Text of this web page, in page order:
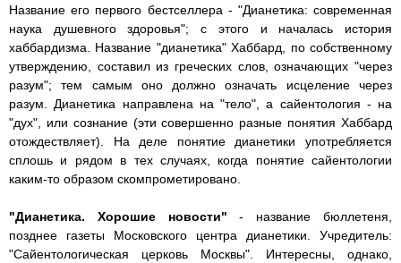
Название его первого бестселлера - "Дианетика: современная
наука душевного здоровья"; с этого и началась история
хаббардизма. Название "дианетика" Хаббард, по собственному
утверждению, составил из греческих слов, означающих "через
разум"; тем самым оно должно означать исцеление через
разум. Дианетика направлена на "тело", а сайентология - на
"дух", или сознание (эти совершенно разные понятия Хаббард
отождествляет). На деле понятие дианетики употребляется
сплошь и рядом в тех случаях, когда понятие сайентологии
каким-то образом скомпрометировано.
"Дианетика. Хорошие новости" - название бюллетеня,
позднее газеты Московского центра дианетики. Учредитель:
"Сайентологическая церковь Москвы". Интересны, однако,